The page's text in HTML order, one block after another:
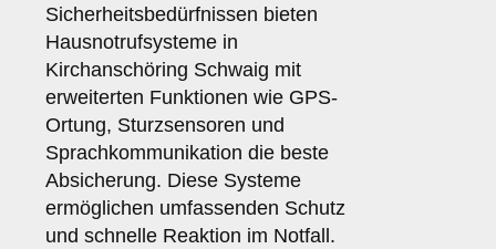
Sicherheitsbedürfnissen bieten
Hausnotrufsysteme in
Kirchanschöring Schwaig mit
erweiterten Funktionen wie GPS-
Ortung, Sturzsensoren und
Sprachkommunikation die beste
Absicherung. Diese Systeme
ermöglichen umfassenden Schutz
und schnelle Reaktion im Notfall.